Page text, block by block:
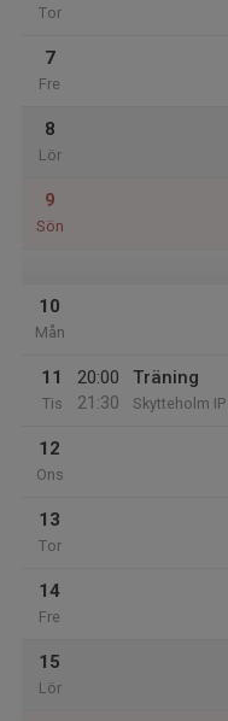
Tor
7
Fre
8
Lör
9
Sön
10
Mån
11
Tis
20:00
21:30
Träning
Skytteholm IP
12
Ons
13
Tor
14
Fre
15
Lör